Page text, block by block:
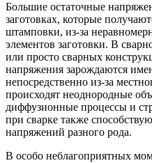
Большие остаточные
заготовках, которые
штамповки, из-за
элементов заготовки. В
или просто сварных
напряжения зарождаются
непосредственно из-за
происходят неоднородные
диффузионные процессы и
при сварке также
напряжений разного рода.
В особо неблагоприятных